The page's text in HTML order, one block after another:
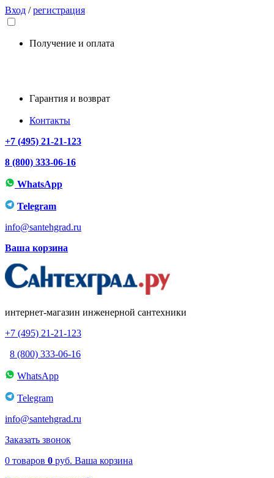
Вход /регистрация
Получение и оплата
Гарантия и возврат
Контакты
+7 (495) 21-21-123
8 (800) 333-06-16
WhatsApp
Telegram
info@santehgrad.ru
Ваша корзина
интернет-магазин инженерной сантехники
+7 (495) 21-21-123
8 (800) 333-06-16
WhatsApp
Telegram
info@santehgrad.ru
Заказать звонок
0 товаров 0 руб. Ваша корзина